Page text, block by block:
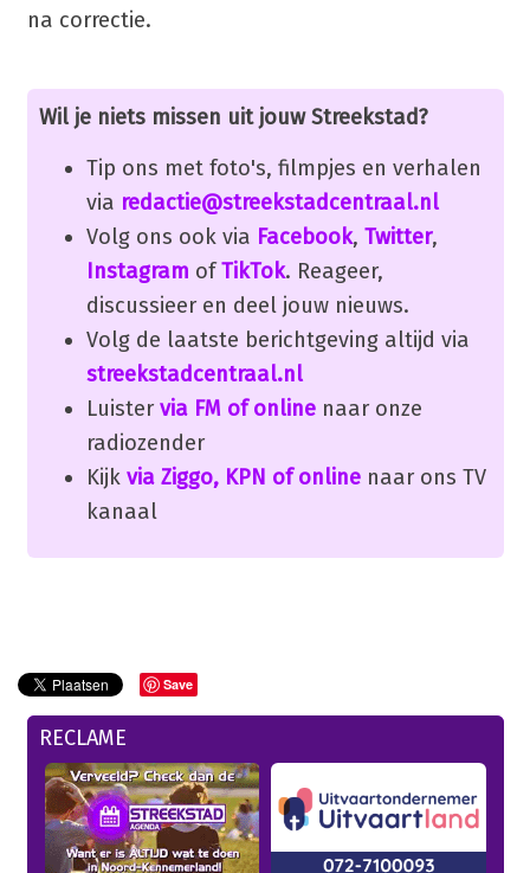
na correctie.
Wil je niets missen uit jouw Streekstad?
Tip ons met foto's, filmpjes en verhalen
via redactie@streekstadcentraal.nl
Volg ons ook via Facebook, Twitter,
Instagram ofTikTok. Reageer,
discussieer en deel jouw nieuws.
Volg de laatste berichtgeving altijd via
streekstadcentraal.nl
Luister via FM of onlinenaar onze
radiozender
Kijk via Ziggo, KPN of onlinenaar ons TV
kanaal
Save
RECLAME